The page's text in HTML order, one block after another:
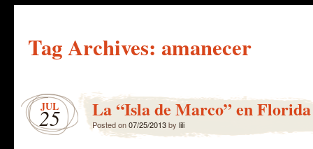
Tag Archives: amanecer
JUL
25 La “Isla de Marco” en
Posted on07/25/2013by lili